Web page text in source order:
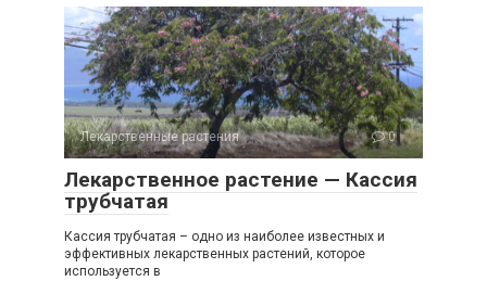
Лекарственные растения 0
Лекарственное растение — Кассия
трубчатая
Кассия трубчатая – одно из наиболее известных и
эффективных лекарственных растений, которое
используется в